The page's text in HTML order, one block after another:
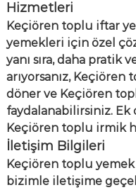
Hizmetleri
Keçiören toplu iftar
yemekleri için özel
yanı sıra, daha pratik
arıyorsanız,
döner ve Keçiören
faydalanabilirsiniz.
Keçiören toplu irmik
İletişim Bilgileri
Keçiören toplu
bizimle iletişime